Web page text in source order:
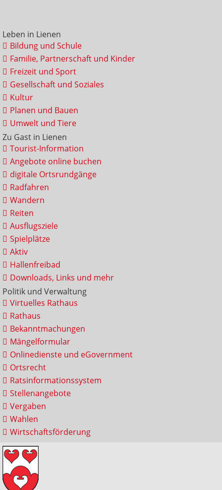
Leben in Lienen
Bildung und Schule
Familie, Partnerschaft und Kinder
Freizeit und Sport
Gesellschaft und Soziales
Kultur
Planen und Bauen
Umwelt und Tiere
Zu Gast in Lienen
Tourist-Information
Angebote online buchen
digitale Ortsrundgänge
Radfahren
Wandern
Reiten
Ausflugsziele
Spielplätze
Aktiv
Hallenfreibad
Downloads, Links und mehr
Politik und Verwaltung
Virtuelles Rathaus
Rathaus
Bekanntmachungen
Mängelformular
Onlinedienste und eGovernment
Ortsrecht
Ratsinformationssystem
Stellenangebote
Vergaben
Wahlen
Wirtschaftsförderung